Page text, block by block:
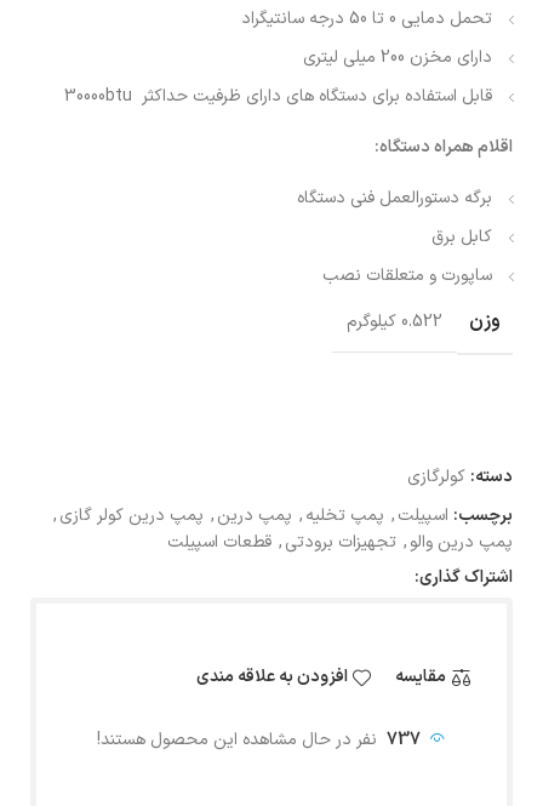
تحمل دمایی 0 تا 50 درجه سانتیگراد
دارای مخزن 200 میلی لیتری
قابل استفاده برای دستگاه های دارای ظرفیت حداکثر 30000btu
اقلام همراه دستگاه:
برگه دستورالعمل فنی دستگاه
کابل برق
ساپورت و متعلقات نصب
وزن 0.522 کیلوگرم
دسته: کولرگازی
برچسب: اسپیلت, پمپ تخلیه, پمپ درین, پمپ درین کولر گازی,
پمپ درین والو, تجهیزات برودتی, قطعات اسپیلت
اشتراک گذاری:
مقایسه افزودن به علاقه مندی
737 نفر در حال مشاهده این محصول هستند!